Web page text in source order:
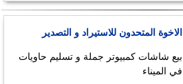
الاخوة المتحدون للاستيراد و التصدير
بيع شاشات كمبيوتر جملة و تسليم حاويات
في الميناء